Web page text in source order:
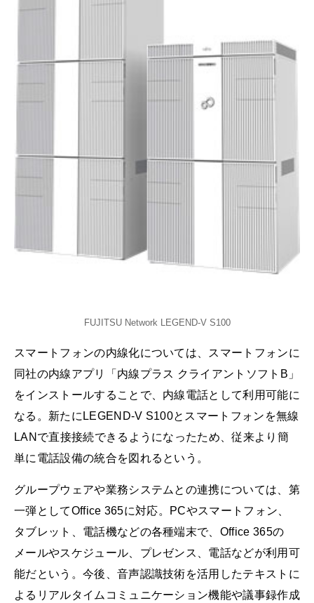
FUJITSU Network LEGEND-V S100
スマートフォンの内線化については、スマートフォンに
同社の内線アプリ「内線プラス クライアントソフトB」
をインストールすることで、内線電話として利用可能に
なる。新たにLEGEND-V S100とスマートフォンを無線
LANで直接接続できるようになったため、従来より簡
単に電話設備の統合を図れるという。
グループウェアや業務システムとの連携については、第
一弾としてOffice 365に対応。PCやスマートフォン、
タブレット、電話機などの各種端末で、Office 365の
メールやスケジュール、プレゼンス、電話などが利用可
能だという。今後、音声認識技術を活用したテキストに
よるリアルタイムコミュニケーション機能や議事録作成